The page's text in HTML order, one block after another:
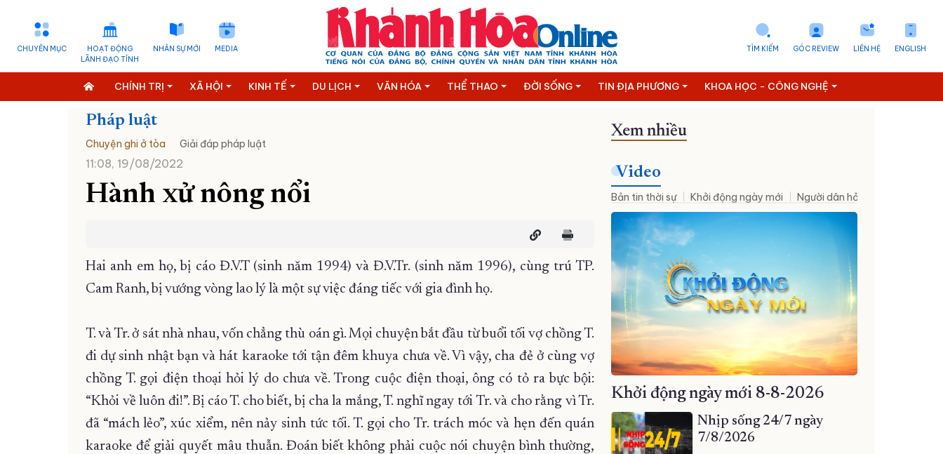
CHUYÊN MỤC
HOẠT ĐỘNG
LÃNH ĐẠO TỈNH
NHÂN SỰ MỚI MEDIA ENGLISH
LIÊN HỆ
GÓC REVIEW
TÌM KIẾM
CHÍNH TRỊ XÃ HỘI KINH TẾ DU LỊCH VĂN HÓA THỂ THAO ĐỜI SỐNG TIN ĐỊA PHƯƠNG KHOA HỌC - CÔNG NGHỆ
Pháp luật
Chuyện ghi ở tòa Giải đáp pháp luật
11:08, 19/08/2022
Hành xử nông nổi
Hai anh em họ, bị cáo Đ.V.T (sinh năm 1994) và Đ.V.Tr. (sinh năm 1996), cùng trú TP.
Cam Ranh, bị vướng vòng lao lý là một sự việc đáng tiếc với gia đình họ.
T. và Tr. ở sát nhà nhau, vốn chẳng thù oán gì. Mọi chuyện bắt đầu từ buổi tối vợ chồng T.
đi dự sinh nhật bạn và hát karaoke tới tận đêm khuya chưa về. Vì vậy, cha đẻ ở cùng vợ
chồng T. gọi điện thoại hỏi lý do chưa về. Trong cuộc điện thoại, ông có tỏ ra bực bội:
“Khỏi về luôn đi!”. Bị cáo T. cho biết, bị cha la mắng, T. nghĩ ngay tới Tr. và cho rằng vì Tr.
đã “mách lẻo”, xúc xiểm, nên nảy sinh tức tối. T. gọi cho Tr. trách móc và hẹn đến quán
karaoke để giải quyết mâu thuẫn. Đoán biết không phải cuộc nói chuyện bình thường,
Xem nhiều
Video
Bản tin thời sự Khởi động ngày mới Người dân hỏi – Cơ quan nhà
Khởi động ngày mới 8-8-2026
Nhịp sống 24/7 ngày
7/8/2026